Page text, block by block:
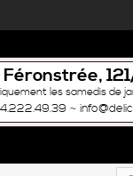
Féronstrée,
les samedis de
~